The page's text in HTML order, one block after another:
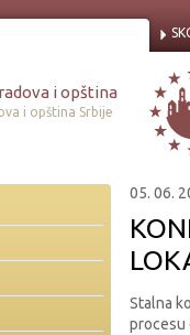
i opština
i opština Srbije
05. 06.
Stalna
procesu